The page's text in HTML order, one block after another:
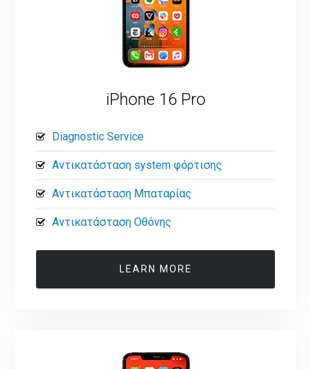
iPhone 16 Pro
Diagnostic Service
Αντικατάσταση system φόρτισης
Αντικατάσταση Μπαταρίας
Αντικατάσταση Οθόνης
LEARN MORE